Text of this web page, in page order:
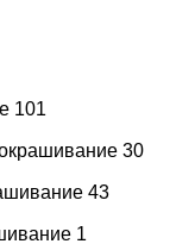
101
30
43
1